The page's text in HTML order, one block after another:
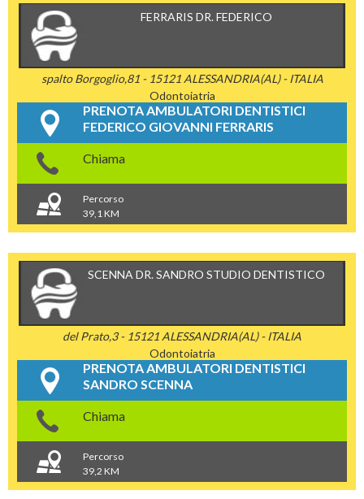
FERRARIS DR. FEDERICO
spalto Borgoglio,81 - 15121 ALESSANDRIA(AL) - ITALIA
Odontoiatria
PRENOTA AMBULATORI DENTISTICI
FEDERICO GIOVANNI FERRARIS
Chiama
Percorso
39,1 KM
SCENNA DR. SANDRO STUDIO DENTISTICO
del Prato,3 - 15121 ALESSANDRIA(AL) - ITALIA
Odontoiatria
PRENOTA AMBULATORI DENTISTICI
SANDRO SCENNA
Chiama
Percorso
39,2 KM